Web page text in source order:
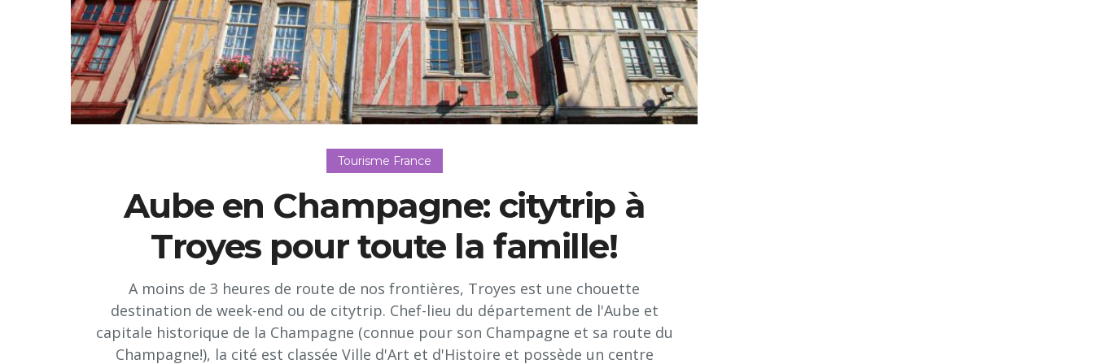
Tourisme France
Aube en Champagne: citytrip à
Troyes pour toute la famille!
A moins de 3 heures de route de nos frontières, Troyes est une chouette
destination de week-end ou de citytrip. Chef-lieu du département de l'Aube et
capitale historique de la Champagne (connue pour son Champagne et sa route du
Champagne!), la cité est classée Ville d'Art et d'Histoire et possède un centre